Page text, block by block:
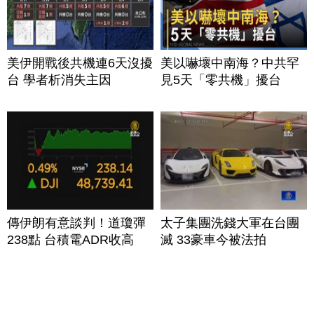
美伊開戰後共機連6天沒擾
台 學者析消失主因
美以嚇壞中南海？中共罕
見5天「零共機」擾台
傳伊朗有意談判！道瓊彈
238點 台積電ADR收高
太子集團洗錢大軍在台團
滅 33豪車今被法拍